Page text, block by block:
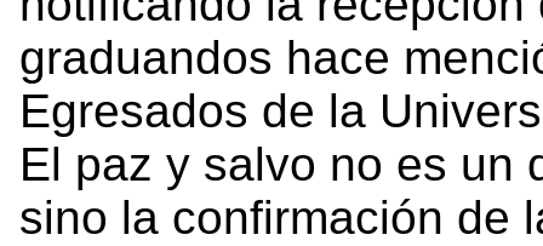
graduandos hace
Egresados de la
El paz y salvo no es un
sino la confirmación de